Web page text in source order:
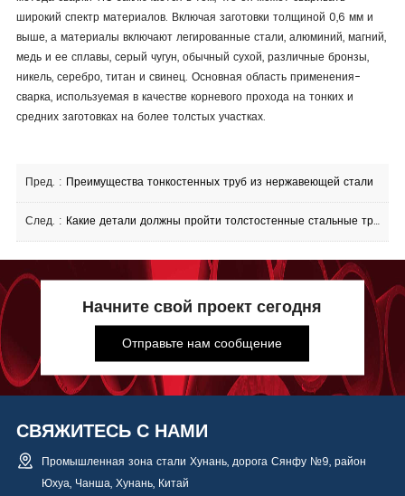
широкий спектр материалов. Включая заготовки толщиной 0,6 мм и
выше, а материалы включают легированные стали, алюминий, магний,
медь и ее сплавы, серый чугун, обычный сухой, различные бронзы,
никель, серебро, титан и свинец. Основная область применения-
сварка, используемая в качестве корневого прохода на тонких и
средних заготовках на более толстых участках.
Пред. : Преимущества тонкостенных труб из нержавеющей стали
След. : Какие детали должны пройти толстостенные стальные трубы перед использованием
Начните свой проект сегодня
Отправьте нам сообщение
СВЯЖИТЕСЬ С НАМИ
Промышленная зона стали Хунань, дорога Сянфу №9, район
Юхуа, Чанша, Хунань, Китай